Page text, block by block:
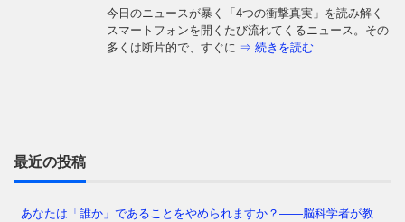
今日のニュースが暴く「4つの衝撃真実」を読み解く
スマートフォンを開くたび流れてくるニュース。その
多くは断片的で、すぐに ⇒ 続きを読む
最近の投稿
あなたは「誰か」であることをやめられますか？——脳科学者が教